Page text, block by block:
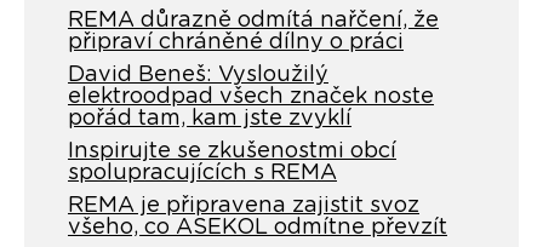
REMA důrazně odmítá nařčení, že
připraví chráněné dílny o práci
David Beneš: Vysloužilý
elektroodpad všech značek noste
pořád tam, kam jste zvyklí
Inspirujte se zkušenostmi obcí
spolupracujících s REMA
REMA je připravena zajistit svoz
všeho, co ASEKOL odmítne převzít